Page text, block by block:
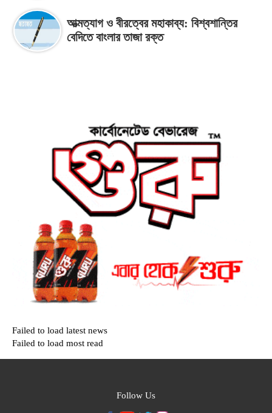
আত্মত্যাগ ও বীরত্বের মহাকাব্য: বিশ্বশান্তির
বেদিতে বাংলার তাজা রক্ত
Failed to load latest news
Failed to load most read
Follow Us